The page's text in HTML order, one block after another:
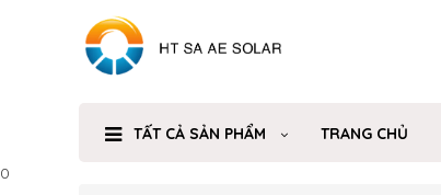
TẤT CẢ SẢN PHẨM TRANG CHỦ
0